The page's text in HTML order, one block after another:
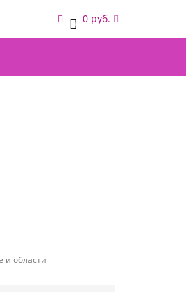
0 0 руб.
и области